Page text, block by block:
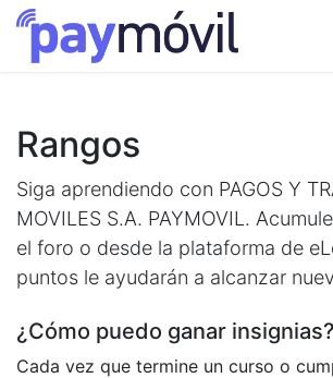
Rangos
Siga aprendiendo con PAGOS Y
MOVILES S.A. PAYMOVIL.
el foro o desde la plataforma de
puntos le ayudarán a alcanzar
¿Cómo puedo ganar insignias?
Cada vez que termine un curso o